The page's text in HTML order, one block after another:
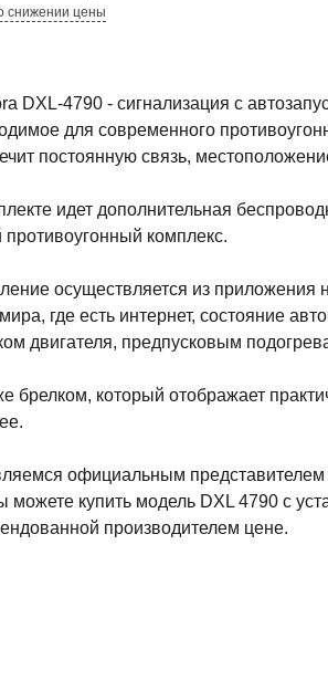
снижении цены
DXL-4790 - сигнализация с
для современного
постоянную связь,
идет дополнительная
противоугонный комплекс.
осуществляется из приложения
где есть интернет, состояние
двигателя, предпусковым
брелком, который отображает
официальным представителем
можете купить модель DXL 4790 с
производителем цене.